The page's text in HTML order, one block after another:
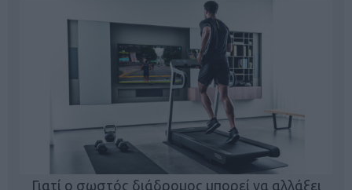
Γιατί ο σωστός διάδρομος μπορεί να αλλάξει